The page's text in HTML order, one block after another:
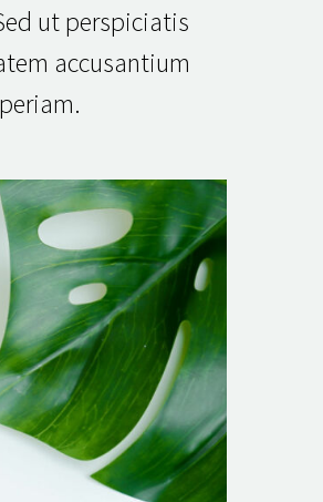
ut perspiciatis
accusantium